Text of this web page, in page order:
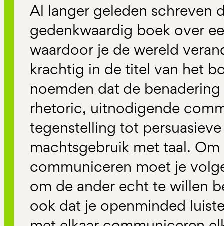
Al langer geleden schreven
gedenkwaardig boek over
waardoor je de wereld
krachtig in de titel van het
noemden dat de
rhetoric, uitnodigende
tegenstelling tot
machtsgebruik met taal.
communiceren moet je
om de ander echt te willen
ook dat je openminded